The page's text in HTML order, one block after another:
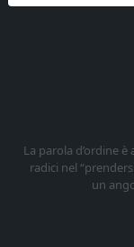
La parola d’ordine
radici nel
un